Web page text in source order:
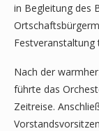
in Begleitung des
Festveranstaltung
Nach der
führte das
Zeitreise.